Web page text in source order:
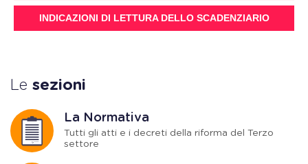
INDICAZIONI DI LETTURA DELLO SCADENZIARIO
Le sezioni
La Normativa
Tutti gli atti e i decreti della riforma del Terzo
settore